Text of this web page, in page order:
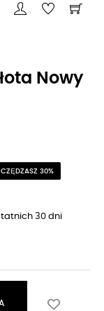
Nowy
30%
30 dni